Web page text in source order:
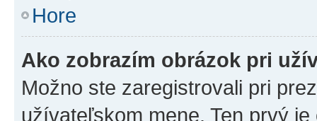
Hore
Ako zobrazím obrázok pri
Možno ste zaregistrovali pri
užívateľskom mene. Ten prvý